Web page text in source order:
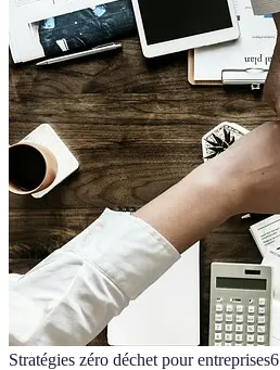
Stratégies zéro déchet pour entreprises6